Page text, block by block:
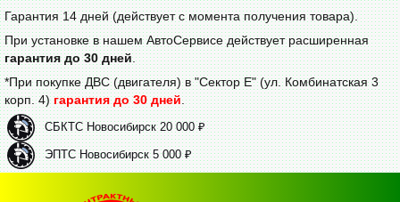
Гарантия 14 дней (действует с момента получения товара).
При установке в нашем АвтоСервисе действует расширенная
гарантия до 30 дней.
*При покупке ДВС (двигателя) в "Сектор Е" (ул. Комбинатская 3
корп. 4)гарантия до 30 дней.
СБКТС Новосибирск 20 000 ₽
ЭПТС Новосибирск 5 000 ₽